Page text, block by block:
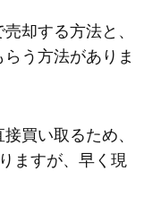
却する方法と、
う方法がありま
買い取るため、
ますが、早く現